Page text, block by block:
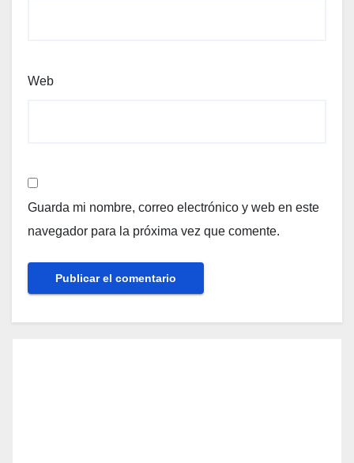
Web
Guarda mi nombre, correo electrónico y web en este
navegador para la próxima vez que comente.